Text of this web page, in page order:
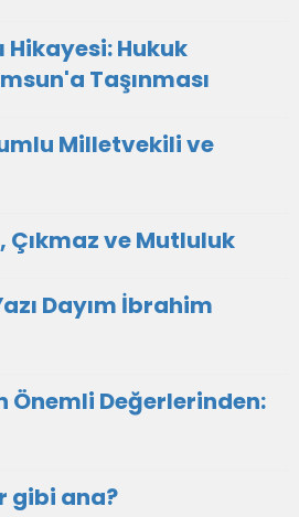
Hikayesi: Hukuk
Taşınması
Milletvekili ve
Çıkmaz ve Mutluluk
Dayım İbrahim
Önemli Değerlerinden:
gibi ana?